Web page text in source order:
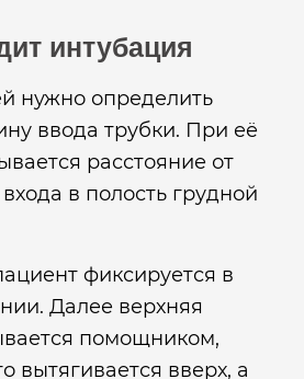
интубация
нужно определить
ввода трубки. При её
расстояние от
в полость грудной
фиксируется в
Далее верхняя
помощником,
вытягивается вверх, а